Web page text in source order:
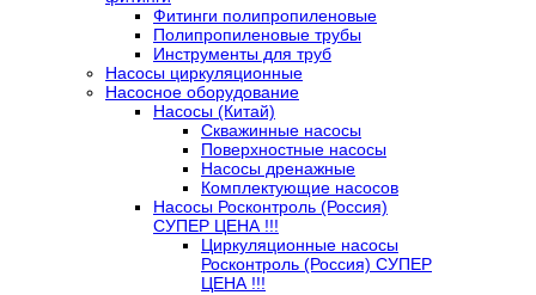
Фитинги полипропиленовые
Полипропиленовые трубы
Инструменты для труб
Насосы циркуляционные
Насосное оборудование
Насосы (Китай)
Скважинные насосы
Поверхностные насосы
Насосы дренажные
Комплектующие насосов
Насосы Росконтроль (Россия)
СУПЕР ЦЕНА !!!
Циркуляционные насосы
Росконтроль (Россия) СУПЕР
ЦЕНА !!!